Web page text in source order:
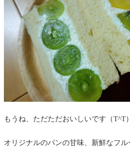
もうね、ただただおいしいです（T^T）
オリジナルのパンの甘味、新鮮なフ